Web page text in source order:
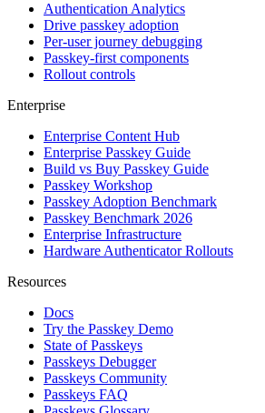
Authentication Analytics
Drive passkey adoption
Per-user journey debugging
Passkey-first components
Rollout controls
Enterprise
Enterprise Content Hub
Enterprise Passkey Guide
Build vs Buy Passkey Guide
Passkey Workshop
Passkey Adoption Benchmark
Passkey Benchmark 2026
Enterprise Infrastructure
Hardware Authenticator Rollouts
Resources
Docs
Try the Passkey Demo
State of Passkeys
Passkeys Debugger
Passkeys Community
Passkeys FAQ